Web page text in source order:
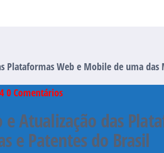
Plataformas Web e Mobile de uma
0 Comentários
e Atualização das
e Patentes do Brasil